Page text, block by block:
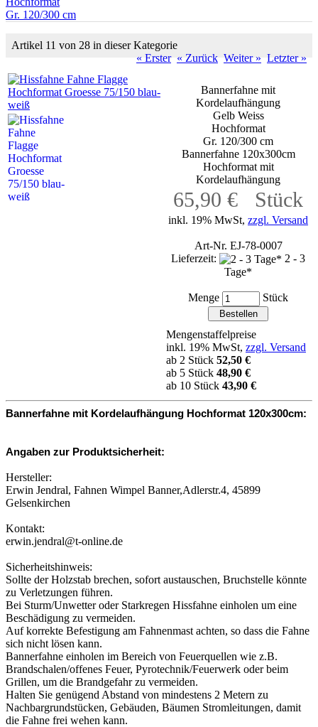
Gr. 120/300 cm
Artikel 11 von 28 in dieser Kategorie
« Erster « Zurück Weiter » Letzter »
Bannerfahne mit
Kordelaufhängung
Gelb Weiss
Hochformat
Gr. 120/300 cm
Bannerfahne 120x300cm
Hochformat mit
Kordelaufhängung
65,90 € Stück
inkl. 19% MwSt, zzgl. Versand
Art-Nr. EJ-78-0007
Lieferzeit:
2 - 3
Tage*
Menge Stück
Mengenstaffelpreise
inkl. 19% MwSt, zzgl. Versand
ab 2 Stück 52,50 €
ab 5 Stück 48,90 €
ab 10 Stück 43,90 €
Bannerfahne mit Kordelaufhängung Hochformat 120x300cm:
Angaben zur Produktsicherheit:
Hersteller:
Erwin Jendral, Fahnen Wimpel Banner,Adlerstr.4, 45899
Gelsenkirchen
Kontakt:
erwin.jendral@t-online.de
Sicherheitshinweis:
Sollte der Holzstab brechen, sofort austauschen, Bruchstelle könnte
zu Verletzungen führen.
Bei Sturm/Unwetter oder Starkregen Hissfahne einholen um eine
Beschädigung zu vermeiden.
Auf korrekte Befestigung am Fahnenmast achten, so dass die Fahne
sich nicht lösen kann.
Bannerfahne einholen im Bereich von Feuerquellen wie z.B.
Brandschalen/offenes Feuer, Pyrotechnik/Feuerwerk oder beim
Grillen, um die Brandgefahr zu vermeiden.
Halten Sie genügend Abstand von mindestens 2 Metern zu
Nachbargrundstücken, Gebäuden, Bäumen Stromleitungen, damit
die Fahne frei wehen kann.